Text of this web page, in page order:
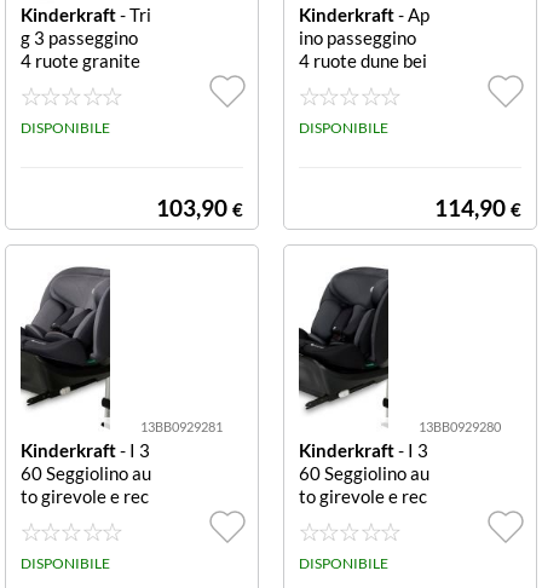
Kinderkraft- Tri
g 3 passeggino
4 ruote granite
grey Passeggino
4 ruote Kinderk
raft KSTRIG03
DISPONIBILE
103,90 €
Kinderkraft- Ap
ino passeggino
4 ruote dune bei
ge Passeggino 4
ruote Kinderkra
ft KSAPIN00BE
DISPONIBILE
114,90 €
13BB0929281
Kinderkraft- I 3
60 Seggiolino au
to girevole e rec
linabile Isofix Gr
ey girevole recli
nabile
DISPONIBILE
13BB0929280
Kinderkraft- I 3
60 Seggiolino au
to girevole e rec
linabile Isofix Bl
ack girevole recl
inabile
DISPONIBILE